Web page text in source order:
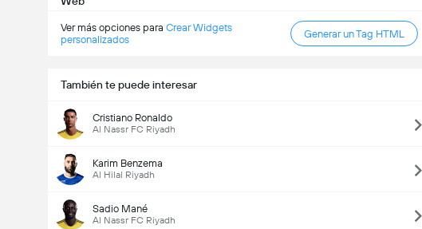
Ver más opciones para Crear Widgets
personalizados
Generar un Tag HTML
También te puede interesar
Cristiano Ronaldo
Al Nassr FC Riyadh
Karim Benzema
Al Hilal Riyadh
Sadio Mané
Al Nassr FC Riyadh